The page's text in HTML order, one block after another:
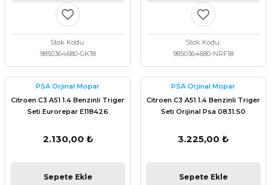
Stok Kodu
9850364680-GK18
Stok Kodu
9850364680-NRF18
PSA Orjinal Mopar
Citroen C3 A51 1.4 Benzinli Triger
Seti Eurorepar E118426
2.130,00 ₺
Sepete Ekle
PSA Orjinal Mopar
Citroen C3 A51 1.4 Benzinli Triger
Seti Orijinal Psa 0831.S0
3.225,00 ₺
Sepete Ekle